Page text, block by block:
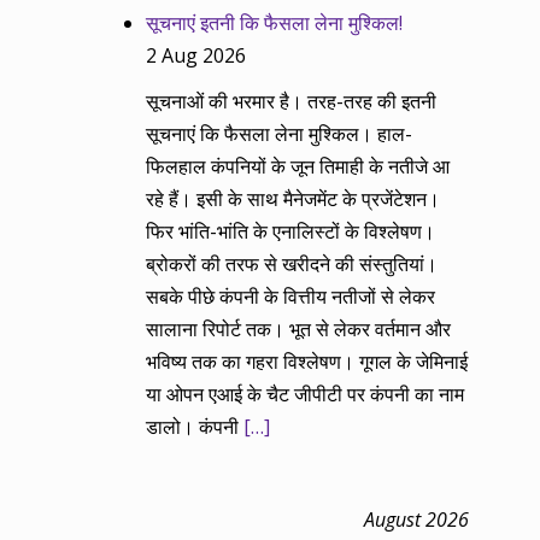
सूचनाएं इतनी कि फैसला लेना मुश्किल!
2 Aug 2026
सूचनाओं की भरमार है। तरह-तरह की इतनी
सूचनाएं कि फैसला लेना मुश्किल। हाल-
फिलहाल कंपनियों के जून तिमाही के नतीजे आ
रहे हैं। इसी के साथ मैनेजमेंट के प्रजेंटेशन।
फिर भांति-भांति के एनालिस्टों के विश्लेषण।
ब्रोकरों की तरफ से खरीदने की संस्तुतियां।
सबके पीछे कंपनी के वित्तीय नतीजों से लेकर
सालाना रिपोर्ट तक। भूत से लेकर वर्तमान और
भविष्य तक का गहरा विश्लेषण। गूगल के जेमिनाई
या ओपन एआई के चैट जीपीटी पर कंपनी का नाम
डालो। कंपनी […]
August 2026